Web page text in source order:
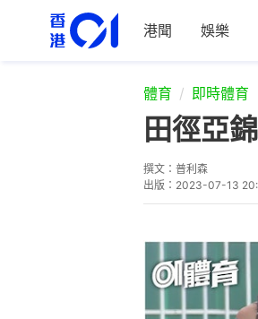
港聞 娛樂
體育 即時體育
田徑亞
撰文： 普利森
出版： 2023-07-13